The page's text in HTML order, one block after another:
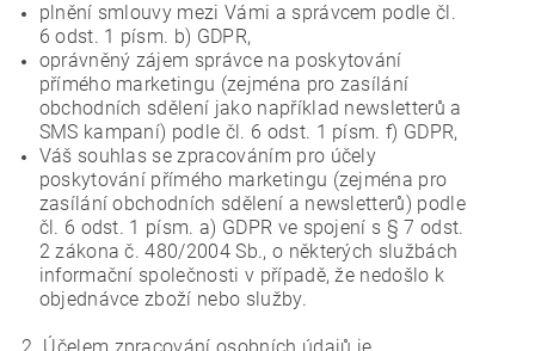
plnění smlouvy mezi Vámi a správcem podle čl.
6 odst. 1 písm. b) GDPR,
oprávněný zájem správce na poskytování
přímého marketingu (zejména pro zasílání
obchodních sdělení jako například newsletterů a
SMS kampaní) podle čl. 6 odst. 1 písm. f) GDPR,
Váš souhlas se zpracováním pro účely
poskytování přímého marketingu (zejména pro
zasílání obchodních sdělení a newsletterů) podle
čl. 6 odst. 1 písm. a) GDPR ve spojení s § 7 odst.
2 zákona č. 480/2004 Sb., o některých službách
informační společnosti v případě, že nedošlo k
objednávce zboží nebo služby.